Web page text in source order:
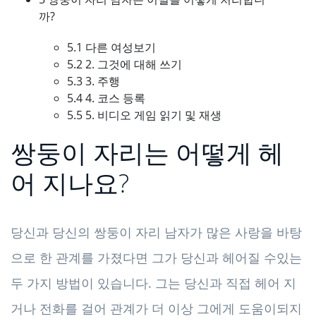
까?
5.1 다른 여성보기
5.2 2. 그것에 대해 쓰기
5.3 3. 주행
5.4 4. 코스 등록
5.5 5. 비디오 게임 읽기 및 재생
쌍둥이 자리는 어떻게 헤
어 지나요?
당신과 당신의 쌍둥이 자리 남자가 많은 사랑을 바탕
으로 한 관계를 가졌다면 그가 당신과 헤어질 수있는
두 가지 방법이 있습니다. 그는 당신과 직접 헤어 지
거나 전화를 걸어 관계가 더 이상 그에게 도움이되지